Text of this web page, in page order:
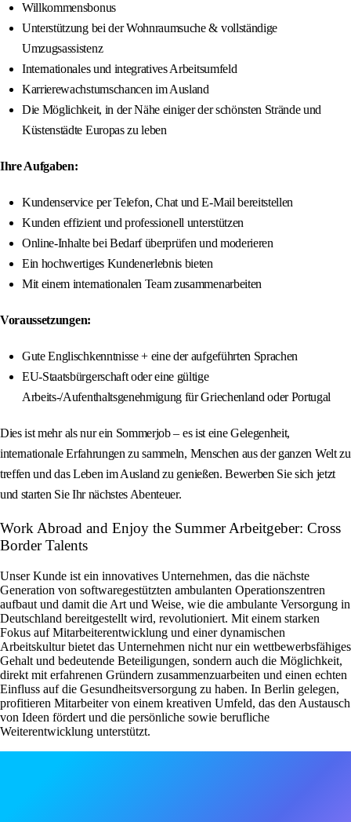
Willkommensbonus
Unterstützung bei der Wohnraumsuche & vollständige
Umzugsassistenz
Internationales und integratives Arbeitsumfeld
Karrierewachstumschancen im Ausland
Die Möglichkeit, in der Nähe einiger der schönsten Strände und
Küstenstädte Europas zu leben
Ihre Aufgaben:
Kundenservice per Telefon, Chat und E-Mail bereitstellen
Kunden effizient und professionell unterstützen
Online-Inhalte bei Bedarf überprüfen und moderieren
Ein hochwertiges Kundenerlebnis bieten
Mit einem internationalen Team zusammenarbeiten
Voraussetzungen:
Gute Englischkenntnisse + eine der aufgeführten Sprachen
EU-Staatsbürgerschaft oder eine gültige
Arbeits-/Aufenthaltsgenehmigung für Griechenland oder Portugal
Dies ist mehr als nur ein Sommerjob – es ist eine Gelegenheit,
internationale Erfahrungen zu sammeln, Menschen aus der ganzen Welt zu
treffen und das Leben im Ausland zu genießen. Bewerben Sie sich jetzt
und starten Sie Ihr nächstes Abenteuer.
Work Abroad and Enjoy the Summer Arbeitgeber: Cross
Border Talents
Unser Kunde ist ein innovatives Unternehmen, das die nächste
Generation von softwaregestützten ambulanten Operationszentren
aufbaut und damit die Art und Weise, wie die ambulante Versorgung in
Deutschland bereitgestellt wird, revolutioniert. Mit einem starken
Fokus auf Mitarbeiterentwicklung und einer dynamischen
Arbeitskultur bietet das Unternehmen nicht nur ein wettbewerbsfähiges
Gehalt und bedeutende Beteiligungen, sondern auch die Möglichkeit,
direkt mit erfahrenen Gründern zusammenzuarbeiten und einen echten
Einfluss auf die Gesundheitsversorgung zu haben. In Berlin gelegen,
profitieren Mitarbeiter von einem kreativen Umfeld, das den Austausch
von Ideen fördert und die persönliche sowie berufliche
Weiterentwicklung unterstützt.